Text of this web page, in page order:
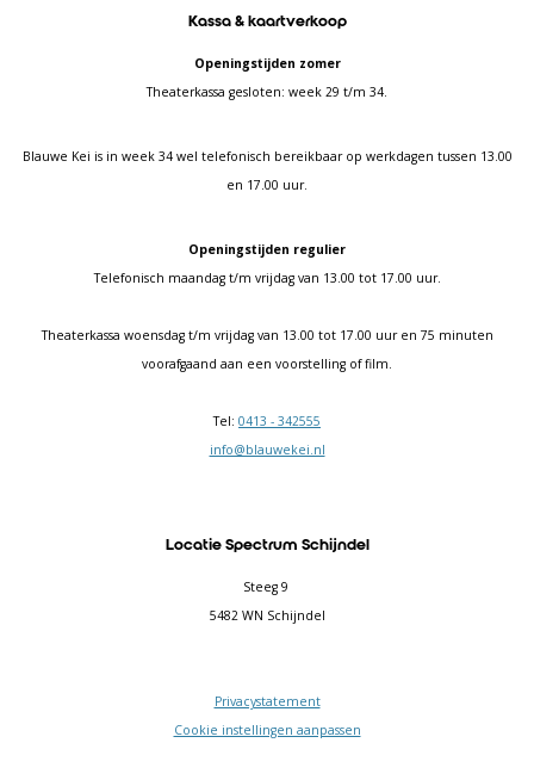
Kassa & kaartverkoop
Openingstijden zomer
Theaterkassa gesloten: week 29 t/m 34.
Blauwe Kei is in week 34 wel telefonisch bereikbaar op werkdagen tussen 13.00
en 17.00 uur.
Openingstijden regulier
Telefonisch maandag t/m vrijdag van 13.00 tot 17.00 uur.
Theaterkassa woensdag t/m vrijdag van 13.00 tot 17.00 uur en 75 minuten
voorafgaand aan een voorstelling of film.
Tel: 0413 - 342555
info@blauwekei.nl
Locatie Spectrum Schijndel
Steeg 9
5482 WN Schijndel
Privacystatement
Cookie instellingen aanpassen